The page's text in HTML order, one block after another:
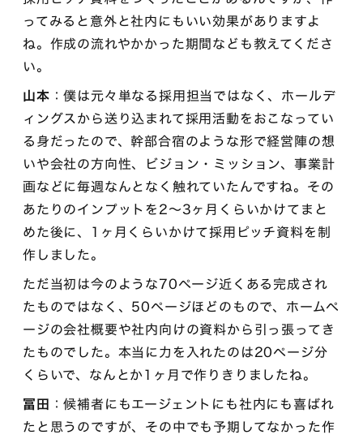
ってみると意外と社内にもいい効果がありますよ
ね。作成の流れやかかった期間なども教えてくださ
い。
山本 ：僕は元々単なる採用担当ではなく、ホールデ
ィングスから送り込まれて採用活動をおこなってい
る身だったので、幹部合宿のような形で経営陣の想
いや会社の方向性、ビジョン・ミッション、事業計
画などに毎週なんとなく触れていたんですね。その
あたりのインプットを2〜3ヶ月くらいかけてまと
めた後に、1ヶ月くらいかけて採用ピッチ資料を制
作しました。
ただ当初は今のような70ページ近くある完成され
たものではなく、50ページほどのもので、ホームペ
ージの会社概要や社内向けの資料から引っ張ってき
たものでした。本当に力を入れたのは20ページ分
くらいで、なんとか1ヶ月で作りきりましたね。
冨田 ：候補者にもエージェントにも社内にも喜ばれ
たと思うのですが、その中でも予期してなかった作